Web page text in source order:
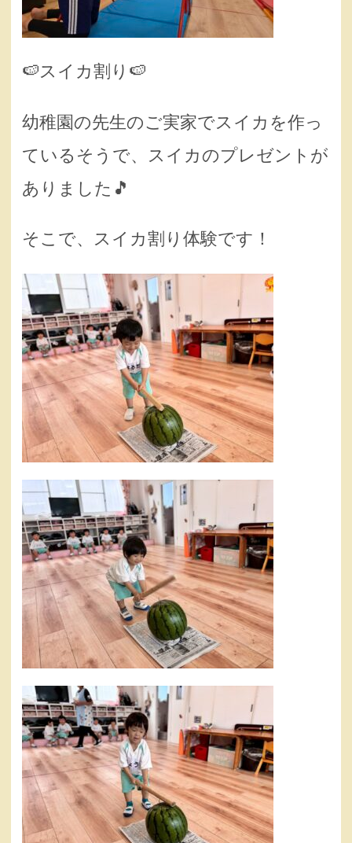
🍉スイカ割り🍉
幼稚園の先生のご実家でスイカを作っ
ているそうで、スイカのプレゼントが
ありました🎵
そこで、スイカ割り体験です！